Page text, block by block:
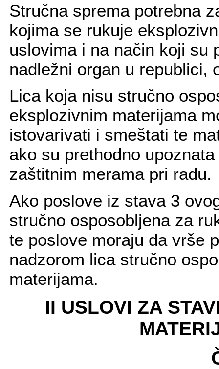
Stručna sprema potrebna
kojima se rukuje
uslovima i na način koji su
nadležni organ u republici,
Lica koja nisu stručno
eksplozivnim materijama
istovarivati i smeštati te
ako su prethodno
zaštitnim merama pri radu.
Ako poslove iz stava 3
stručno osposobljena za
te poslove moraju da vrše
nadzorom lica stručno
materijama.
II USLOVI ZA